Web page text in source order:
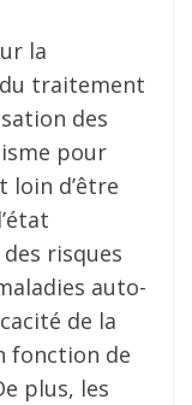
la
du traitement
des
pour
loin d’être
risques
auto-
de la
fonction de
plus, les